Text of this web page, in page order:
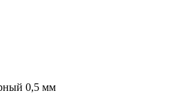
0,5 мм